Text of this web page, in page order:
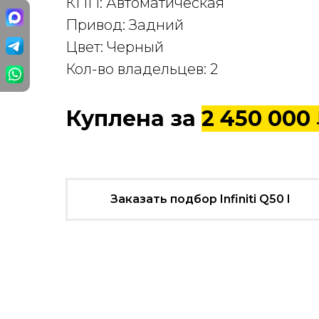
Привод: Задний
Цвет: Черный
Кол-во владельцев: 2
Куплена за 2 450 000
Заказать подбор Infiniti Q50 I